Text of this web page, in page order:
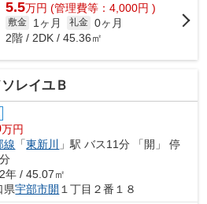
5.5万円 (管理費等：4,000円 )
敷金 1ヶ月 礼金 0ヶ月
2階 / 2DK / 45.36㎡
レイユＢ
万円
線 「東新川
」駅 バス11分 「開」 停
年 / 45.07㎡
県宇部市開 １丁目２番１８